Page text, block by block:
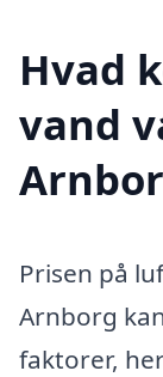
Hvad
vand
Prisen på
Arnborg
faktorer,